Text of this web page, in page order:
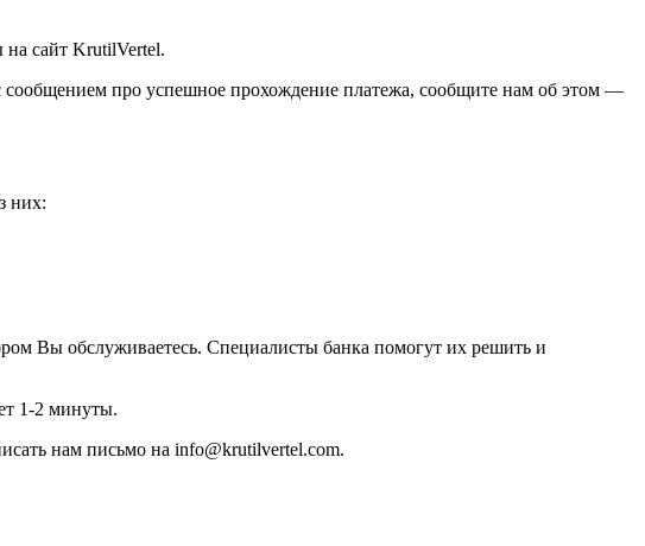
на сайт KrutilVertel.
про успешное прохождение платежа, сообщите нам об этом —
них:
Вы обслуживаетесь. Специалисты банка помогут их решить и
1-2 минуты.
нам письмо на info@krutilvertel.com.